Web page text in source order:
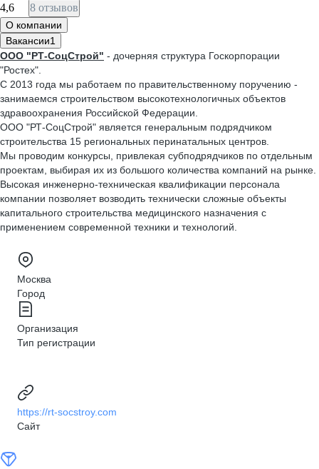
4,6 8 отзывов
О компании
Вакансии1
ООО "РТ-СоцСтрой" - дочерняя структура Госкорпорации
"Ростех".
С 2013 года мы работаем по правительственному поручению -
занимаемся строительством высокотехнологичных объектов
здравоохранения Российской Федерации.
ООО "РТ-СоцСтрой" является генеральным подрядчиком
строительства 15 региональных перинатальных центров.
Мы проводим конкурсы, привлекая субподрядчиков по отдельным
проектам, выбирая их из большого количества компаний на рынке.
Высокая инженерно-техническая квалификации персонала
компании позволяет возводить технически сложные объекты
капитального строительства медицинского назначения с
применением современной техники и технологий.
Москва
Город
Организация
Тип регистрации
https://rt-socstroy.com
Сайт